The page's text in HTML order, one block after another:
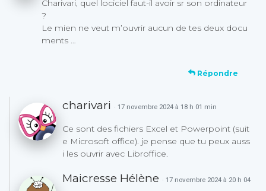
Charivari, quel lociciel faut-il avoir sr son ordinateur
?
Le mien ne veut m’ouvrir aucun de tes deux docu
ments …
Répondre
charivari · 17 novembre 2024 à 18 h 01 min
Ce sont des fichiers Excel et Powerpoint (suit
e Microsoft office). je pense que tu peux auss
i les ouvrir avec Libroffice.
Maicresse Hélène · 17 novembre 2024 à 20 h 04